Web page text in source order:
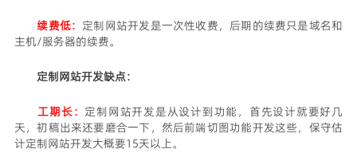
续费低：定制网站开发是一次性收费，后期的续费只是域名和
主机/服务器的续费。
定制网站开发缺点：
工期长：定制网站开发是从设计到功能，首先设计就要好几
天，初稿出来还要磨合一下，然后前端切图功能开发这些，保守估
计定制网站开发大概要15天以上。